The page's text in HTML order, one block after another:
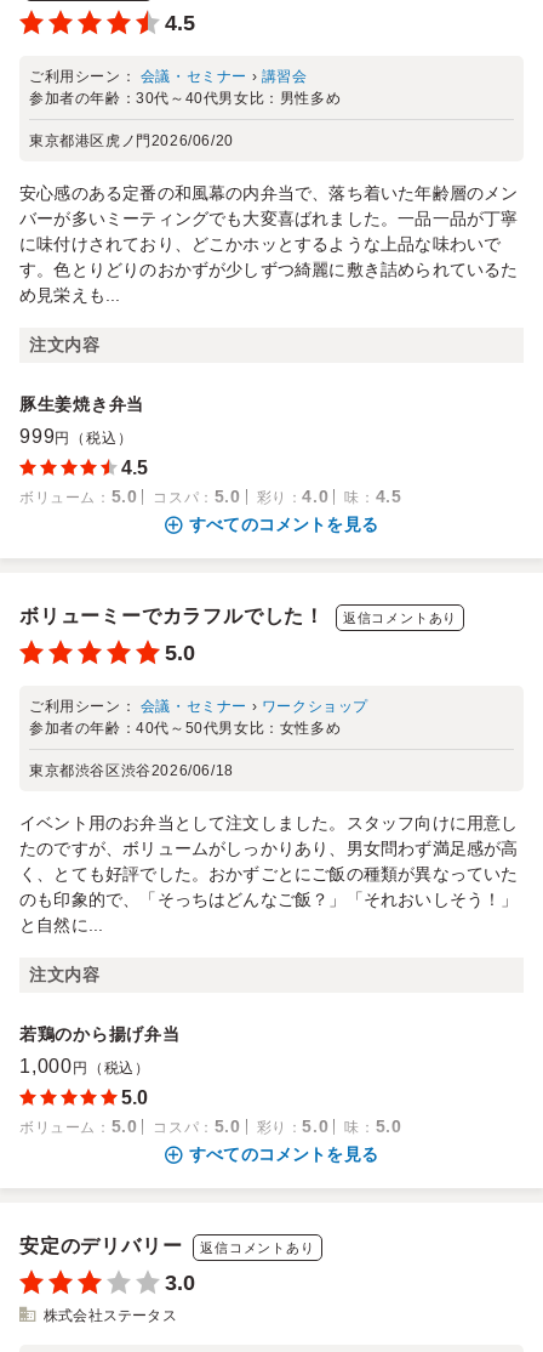
4.5
ご利用シーン： 会議・セミナー › 講習会
参加者の年齢：30代～40代男女比： 男性多め
東京都港区虎ノ門 2026/06/20
安心感のある定番の和風幕の内弁当で、落ち着いた年齢層のメン
バーが多いミーティングでも大変喜ばれました。一品一品が丁寧
に味付けされており、どこかホッとするような上品な味わいで
す。色とりどりのおかずが少しずつ綺麗に敷き詰められているた
め見栄えも...
注文内容
豚生姜焼き弁当
999円（税込）
4.5
ボリューム ： 5.0 コスパ ： 5.0 彩り ：4.0 味 ： 4.5
すべてのコメントを見る
ボリューミーでカラフルでした！ 返信コメントあり
5.0
ご利用シーン： 会議・セミナー › ワークショップ
参加者の年齢：40代～50代男女比： 女性多め
東京都渋谷区渋谷2026/06/18
イベント用のお弁当として注文しました。スタッフ向けに用意し
たのですが、ボリュームがしっかりあり、男女問わず満足感が高
く、とても好評でした。おかずごとにご飯の種類が異なっていた
のも印象的で、「そっちはどんなご飯？」「それおいしそう！」
と自然に...
注文内容
若鶏のから揚げ弁当
1,000 円（税込）
5.0
ボリューム ： 5.0 コスパ ： 5.0 彩り ：5.0 味 ： 5.0
すべてのコメントを見る
安定のデリバリー 返信コメントあり
3.0
株式会社ステータス